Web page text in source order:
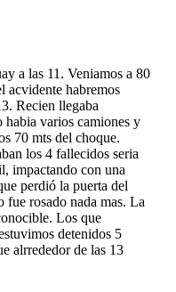
a las 11. Veniamos a 80
acvidente habremos
Recien llegaba
habia varios camiones y
70 mts del choque.
los 4 fallecidos seria
impactando con una
perdió la puerta del
fue rosado nada mas. La
Los que
detenidos 5
alrrededor de las 13